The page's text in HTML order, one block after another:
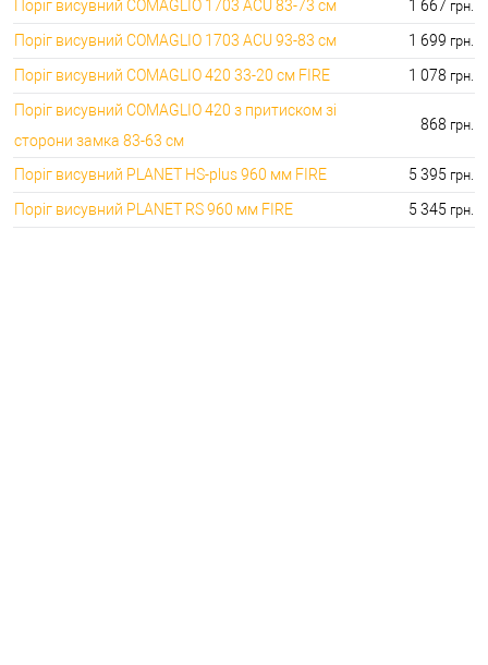
Поріг висувний COMAGLIO 1703 ACU 83-73 см 1 667 грн.
Поріг висувний COMAGLIO 1703 ACU 93-83 см 1 699 грн.
Поріг висувний COMAGLIO 420 33-20 см FIRE 1 078 грн.
Поріг висувний COMAGLIO 420 з притиском зі
сторони замка 83-63 см
868 грн.
Поріг висувний PLANET HS-plus 960 мм FIRE 5 395 грн.
Поріг висувний PLANET RS 960 мм FIRE 5 345 грн.